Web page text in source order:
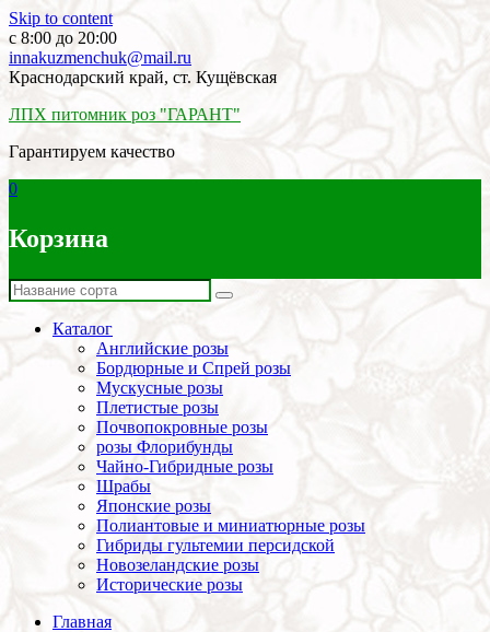
Skip to content
c 8:00 до 20:00
innakuzmenchuk@mail.ru
Краснодарский край, ст. Кущёвская
ЛПХ питомник роз "ГАРАНТ"
Гарантируем качество
0
Корзина
Каталог
Английские розы
Бордюрные и Спрей розы
Мускусные розы
Плетистые розы
Почвопокровные розы
розы Флорибунды
Чайно-Гибридные розы
Шрабы
Японские розы
Полиантовые и миниатюрные розы
Гибриды гультемии персидской
Новозеландские розы
Исторические розы
Главная